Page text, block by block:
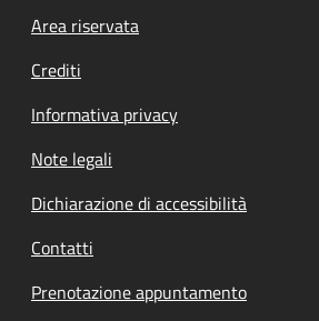
Footer menu
Area riservata
Crediti
Informativa privacy
Note legali
Dichiarazione di accessibilità
Contatti
Prenotazione appuntamento